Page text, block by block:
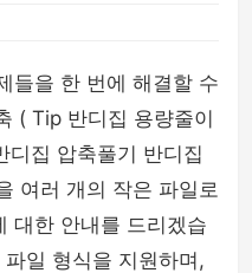
들을 한 번에 해결할 수
( Tip 반디집 용량줄이
집 압축풀기 반디집
여러 개의 작은 파일로
대한 안내를 드리겠습
일 형식을 지원하며,